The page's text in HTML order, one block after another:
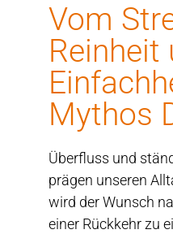
Vom
Reinheit
Mythos
Überfluss und
prägen unseren
wird der Wunsch
einer Rückkehr zu